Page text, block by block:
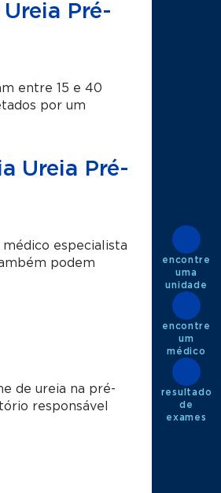
Pré-
entre 15 e 40
por um
Ureia Pré-
especialista
podem
de ureia na pré-
responsável
encontre
uma
unidade
encontre
um
médico
resultado
de
exames